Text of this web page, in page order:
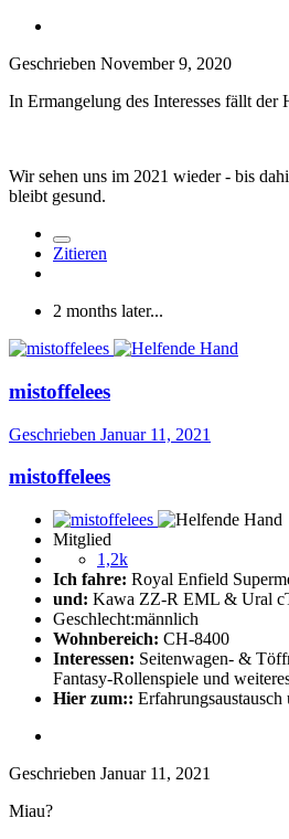
Geschrieben November 9, 2020
In Ermangelung des Interesses fällt der
Wir sehen uns im 2021 wieder - bis
bleibt gesund.
Zitieren
2 months later...
mistoffelees
Geschrieben Januar 11, 2021
mistoffelees
Mitglied
1,2k
Ich fahre: Royal Enfield
und: Kawa ZZ-R EML & Ural
Geschlecht:männlich
Wohnbereich: CH-8400
Interessen: Seitenwagen- &
Fantasy-Rollenspiele und
Hier zum::
Geschrieben Januar 11, 2021
Miau?